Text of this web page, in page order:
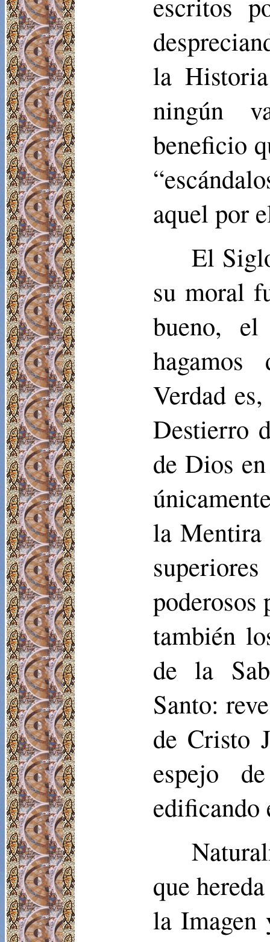
la
ningún
beneficio
aquel por
El
su moral
bueno, el
hagamos
Verdad
Destierro
de Dios
la Mentira
poderosos
también
de la
Santo:
de Cristo
espejo
edificando
que
la Imagen